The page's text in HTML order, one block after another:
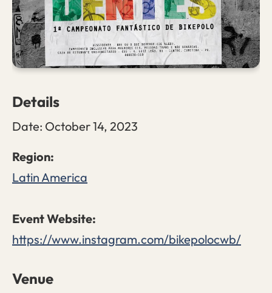
Details
Date: October 14, 2023
Latin America
https://www.instagram.com/bikepolocwb/
Venue